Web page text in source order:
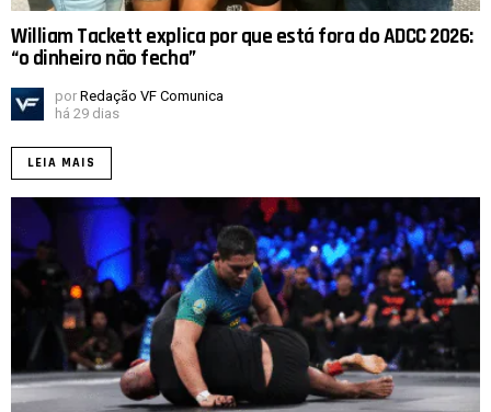
William Tackett explica por que está fora do ADCC 2026:
“o dinheiro não fecha”
por Redação VF Comunica
há 29 dias
LEIA MAIS